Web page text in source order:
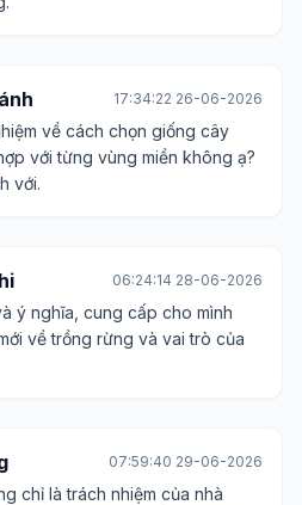
17:34:22 26-06-2026
về cách chọn giống cây
với từng vùng miền không ạ?
với.
06:24:14 28-06-2026
ý nghĩa, cung cấp cho mình
về trồng rừng và vai trò của
07:59:40 29-06-2026
chỉ là trách nhiệm của nhà